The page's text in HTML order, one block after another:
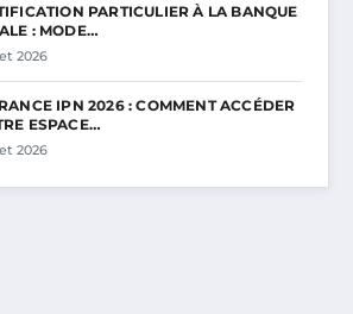
PARTICULIER À LA BANQUE
: MODE…
2026
IPN 2026 : COMMENT ACCÉDER
ESPACE…
2026